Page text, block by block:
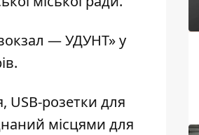
— УДУНТ» у
USB-розетки для
місцями для